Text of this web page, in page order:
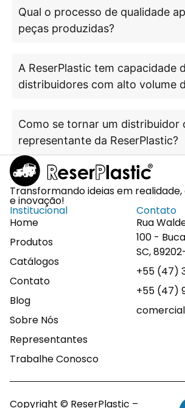
Qual o processo de qualidade
peças produzidas?
A ReserPlastic tem capacidade
distribuidores com alto volume
Como se tornar um distribuidor
representante da ReserPlastic?
Transformando ideias em
e inovação!
Institucional
Home
Produtos
Catálogos
Contato
Blog
Sobre Nós
Representantes
Trabalhe Conosco
Contato
Rua
100 -
SC,
+55 (47)
+55 (47)
Copyright © ReserPlastic –